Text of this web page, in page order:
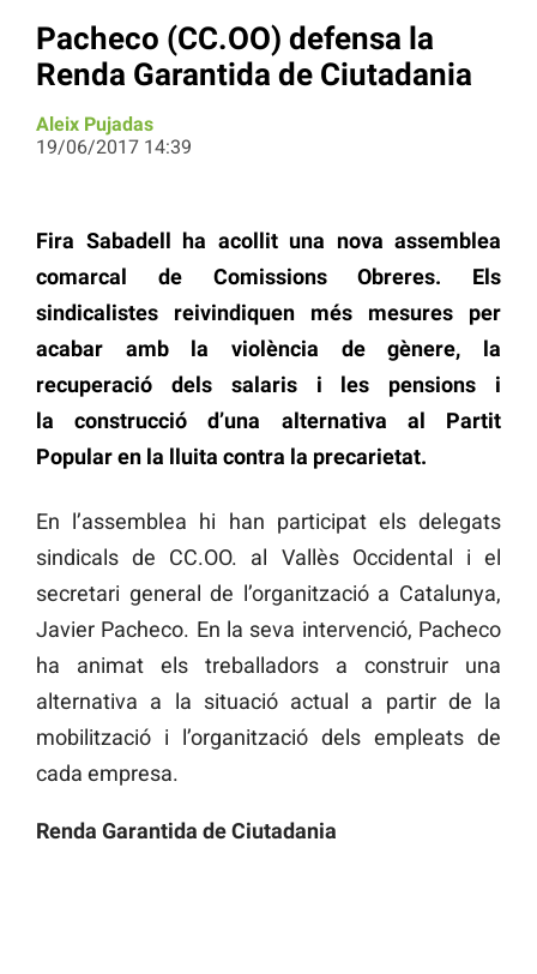
Pacheco (CC.OO) defensa la
Renda Garantida de Ciutadania
Aleix Pujadas
19/06/2017 14:39
Fira Sabadell ha acollit una nova assemblea
comarcal de Comissions Obreres. Els
sindicalistes reivindiquen més mesures per
acabar amb la violència de gènere, la
recuperació dels salaris i les pensions i
la construcció d’una alternativa al Partit
Popular en la lluita contra la precarietat.
En l’assemblea hi han participat els delegats
sindicals de CC.OO. al Vallès Occidental i el
secretari general de l’organització a Catalunya,
Javier Pacheco. En la seva intervenció, Pacheco
ha animat els treballadors a construir una
alternativa a la situació actual a partir de la
mobilització i l’organització dels empleats de
cada empresa.
Renda Garantida de Ciutadania